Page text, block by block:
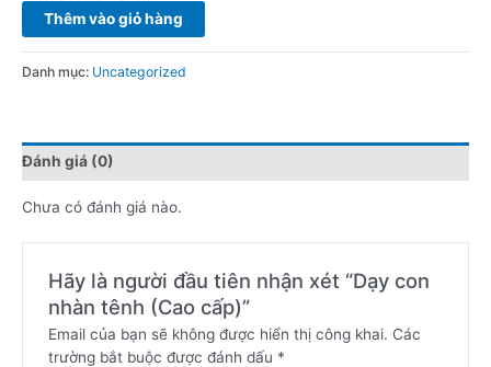
Dạy
con
nhàn
tênh
số
lượng
Thêm vào giỏ hàng
Danh mục: Uncategorized
Đánh giá (0)
Chưa có đánh giá nào.
Hãy là người đầu tiên nhận xét “Dạy con
nhàn tênh (Cao cấp)”
Email của bạn sẽ không được hiển thị công khai. Các
trường bắt buộc được đánh dấu *